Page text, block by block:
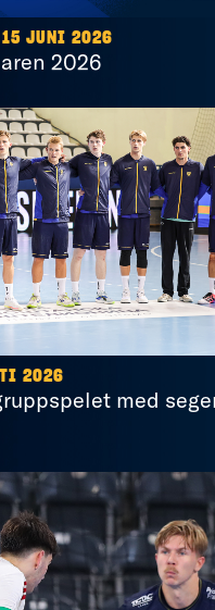
15 JUNI 2026
2026
2026
med